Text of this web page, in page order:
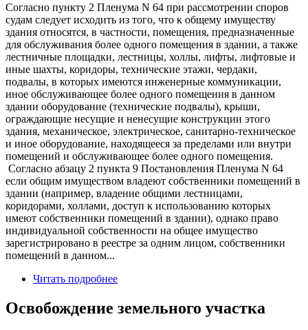
Согласно пункту 2 Пленума N 64 при рассмотрении споров
судам следует исходить из того, что к общему имуществу
здания относятся, в частности, помещения, предназначенные
для обслуживания более одного помещения в здании, а также
лестничные площадки, лестницы, холлы, лифты, лифтовые и
иные шахты, коридоры, технические этажи, чердаки,
подвалы, в которых имеются инженерные коммуникации,
иное обслуживающее более одного помещения в данном
здании оборудование (технические подвалы), крыши,
ограждающие несущие и ненесущие конструкции этого
здания, механическое, электрическое, санитарно-техническое
и иное оборудование, находящееся за пределами или внутри
помещений и обслуживающее более одного помещения.
Согласно абзацу 2 пункта 9 Постановления Пленума N 64
если общим имуществом владеют собственники помещений в
здании (например, владение общими лестницами,
коридорами, холлами, доступ к использованию которых
имеют собственники помещений в здании), однако право
индивидуальной собственности на общее имущество
зарегистрировано в реестре за одним лицом, собственники
помещений в данном...
Читать подробнее
Освобождение земельного участка